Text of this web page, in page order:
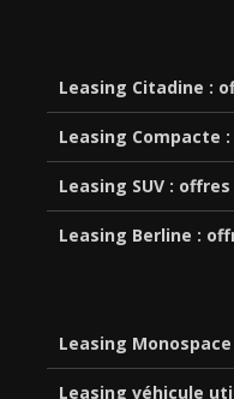
Leasing Citadine :
Leasing Compacte
Leasing SUV : offres
Leasing Berline :
Leasing
Leasing véhicule